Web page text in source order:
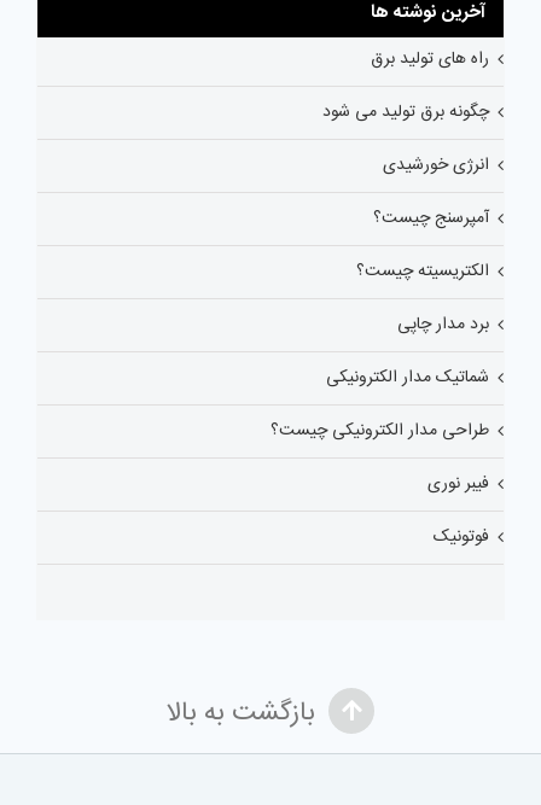
آخرین نوشته ها
راه های تولید برق
چگونه برق تولید می شود
انرژی خورشیدی
آمپرسنج چیست؟
الکتریسیته چیست؟
برد مدار چاپی
شماتیک مدار الکترونیکی
طراحی مدار الکترونیکی چیست؟
فیبر نوری
فوتونیک
بازگشت به بالا